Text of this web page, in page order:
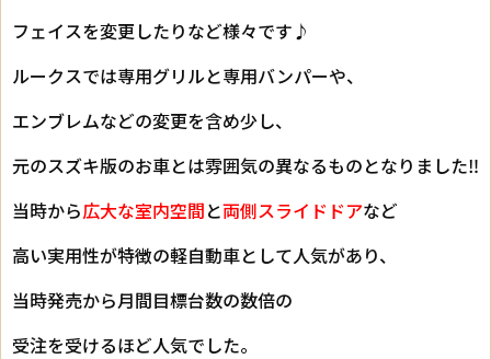
フェイスを変更したりなど様々です♪
ルークスでは専用グリルと専用バンパーや、
エンブレムなどの変更を含め少し、
元のスズキ版のお車とは雰囲気の異なるものとなりました‼
当時から広大な室内空間と両側スライドドアなど
高い実用性が特徴の軽自動車として人気があり、
当時発売から月間目標台数の数倍の
受注を受けるほど人気でした。